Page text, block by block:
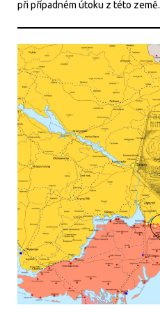
při případném útoku z této země.